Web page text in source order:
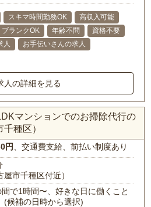
スキマ時間勤務OK
高収入可能
ブランクOK 年齢不問
資格不要
人
お手伝いさんの求人
人の詳細を見る
マンションでのお掃除代行の
種区）
円 、交通費支給、前払い制度あり
屋市千種区付近）
で1時間〜、好きな日に働くこと
(候補の日時から選択)